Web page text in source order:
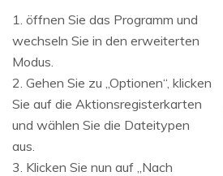
1. öffnen Sie das Programm und
wechseln Sie in den erweiterten
Modus.
2. Gehen Sie zu „Optionen“, klicken
Sie auf die Aktionsregisterkarten
und wählen Sie die Dateitypen
aus.
3. Klicken Sie nun auf „Nach